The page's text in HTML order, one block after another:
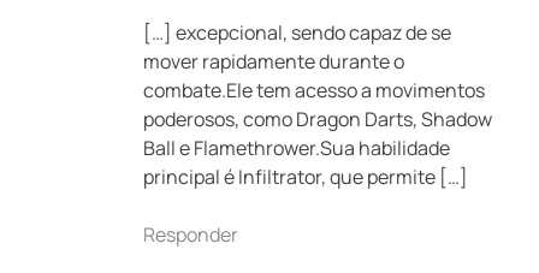
[…] excepcional, sendo capaz de se
mover rapidamente durante o
combate.Ele tem acesso a movimentos
poderosos, como Dragon Darts, Shadow
Ball e Flamethrower.Sua habilidade
principal é Infiltrator, que permite […]
Responder